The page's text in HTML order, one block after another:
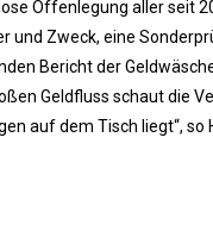
Offenlegung aller seit
und Zweck, eine
Bericht der
Geldfluss schaut die
auf dem Tisch liegt“, so